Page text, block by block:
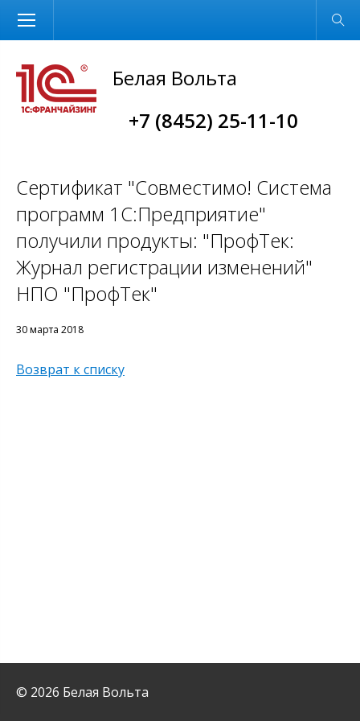
Размер шрифта Обычная версия
Белая Вольта
+7 (8452) 25-11-10
Сертификат "Совместимо! Система
программ 1С:Предприятие"
получили продукты: "ПрофТек:
Журнал регистрации изменений"
НПО "ПрофТек"
30 марта 2018
Возврат к списку
© 2026 Белая Вольта